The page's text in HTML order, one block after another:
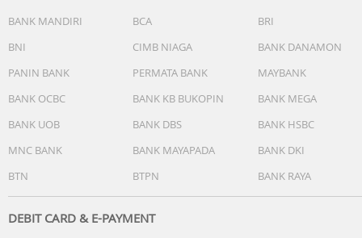
HLG (Hybrid Log Gamma)
Yes
Direct Full Array
Color
Brightness/Color Detection
Brightness/Color Detection
Supreme UHD DimmingUHD Dimming
Contrast Enhancer
Yes
BANK MANDIRI BCA
BRI
BNI
CIMB NIAGA
BANK DANAMON
PANIN BANK
PERMATA BANK
MAYBANK
BANK OCBC
BANK KB BUKOPIN
BANK MEGA
BANK UOB
BANK DBS
BANK HSBC
MNC BANK
BANK MAYAPADA
BANK DKI
BTN
BTPN BANK RAYA
DEBIT CARD & E-PAYMENT